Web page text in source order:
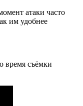
атаки часто
им удобнее
время съёмки